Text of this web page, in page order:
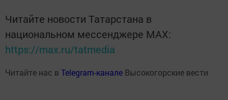
Читайте новости Татарстана в
национальном мессенджере MАХ:
https://max.ru/tatmedia
Читайте нас в Telegram-канале Высокогорские вести